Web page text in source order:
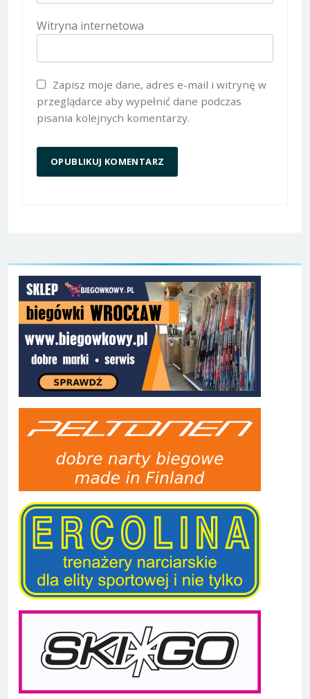
Witryna internetowa
Zapisz moje dane, adres e-mail i witrynę w
przeglądarce aby wypełnić dane podczas
pisania kolejnych komentarzy.